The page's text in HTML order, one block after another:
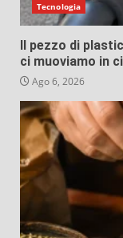
Tecnologia
Il pezzo di
ci muoviamo in
Ago 6, 2026